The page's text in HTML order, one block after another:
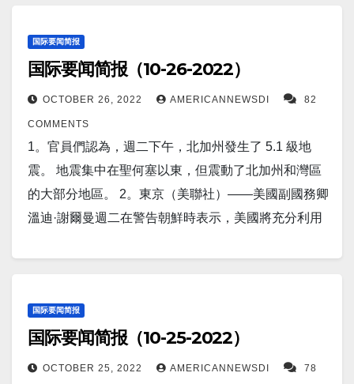
稱英國專家參與了烏克蘭無人機襲擊其在克里米亞的
黑海艦隊。 13。西方官員稱，伊朗正準備向俄羅斯運
送包括彈道導彈在內的更多武器，以便在烏克蘭使
(Canadian Broadcasting Corporation)週三表示，在等
待其記者獲得中國工作許可兩年徒勞後，將關閉其在
北京的新聞局。 15。華盛頓（美聯社）——三名美國
官員周二表示，沙特阿拉伯與美國官員分享的情報表
16。美国疫情 昨日美国新增新冠患者36,332人。新增
人…
不尋常，更何況是在美國中央司令部做出極其奇怪的
決定，披露另一艘潛艇西弗吉尼亞號正在阿拉伯海作
業的近兩週後。 在這種情況下，让人很難不將羅德島
表面上預定的直布羅陀停留視為針對俄羅斯等潛在對
手的信息。 10。报道称，世界上最大的活火山，夏威
夷莫納羅亞火山在數十次地震后，仍處於“高度動蕩的
狀態” 11。俄羅斯外交部長謝爾蓋·拉夫羅夫表示，只
要西方滿足某些條件，克里姆林宮就可以準備談判結
宮認為這是對其安全利益的威脅。 12。中國國家航天
局宣布其“夢天”模塊在經過 13 小時的航程後抵達近地
軌道。 夢天號是由專門用於將天宮模塊送入太空的長
31日 - 歐盟行業負責人周一表示，歐洲政府和企業必須
意識到中國是歐盟的競爭對手，他們在批准中國投資
上調 75 個基點，以努力控制熾熱的通脹，此舉可能會
減緩美國經濟增長並加劇數百萬家庭和企業的財務痛
苦 。 8。隨著車輛庫存的增加和三年來最高的汽車貸
款利率，新車價格終於下降。根據消費者研究公
司 J.D. Power 最近的一項調查，新車的平均交易價格
仍然很高，在過去兩年中上漲了 24% 以上，但趨勢正
不尋常，更何況是在美國中央司令部做出極其奇怪的
決定，披露另一艘潛艇西弗吉尼亞號正在阿拉伯海作
業的近兩週後。 在這種情況下，让人很難不將羅德島
月將下降 13.9%。 3。美國環境保護署週三宣布，將向
所有 50 個州購買“清潔”電動校車的學區提供近 10 億美
元的回扣，因目前全國范圍內的公交車司機短缺。 4。
州海關和邊境保護局 (CBP) 官員僅在一個週末就在一
個入境口岸緝獲了超過 50 萬顆芬太尼藥片。 5。華爾
街兩位最著名的首席執行官再次就經濟衰退的可能性
發出警告，因為頑固的高通脹使美聯儲處於激進的加
盟國的攻擊，美國航空母艦已做好准备。USS喬治
交付給海軍，其正在亞得里亞海領導 2022 年海王星襲
擊——北大西洋公約組織 (NATO) 的部署，用於測試歐
人員有史以來第一次開發出一種專門針對關鍵致癌基
国际要闻简报
国际要闻简报（10-26-2022）
OCTOBER 26, 2022 AMERICANNEWSDI 82
COMMENTS
1。官員們認為，週二下午，北加州發生了 5.1 級地
震。 地震集中在聖何塞以東，但震動了北加州和灣區
的大部分地區。 2。東京（美聯社）——美國副國務卿
溫迪·謝爾曼週二在警告朝鮮時表示，美國將充分利用
決策。普京在新的協調委員會的第一次會議上說，有
必要加強對政府結構和地區的協調。 4。據報導，由於
美國政府旨在壓制中國半導體製造雄心的新限制，中
国际要闻简报
国际要闻简报（10-25-2022）
OCTOBER 25, 2022 AMERICANNEWSDI 78